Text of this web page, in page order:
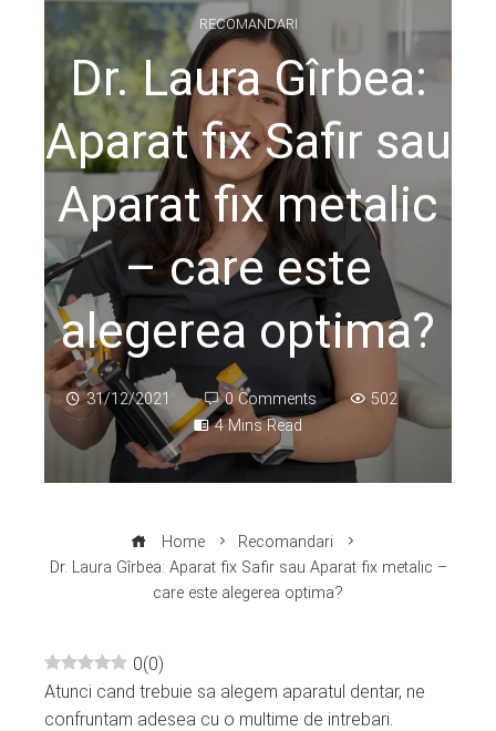
RECOMANDARI
Dr. Laura Gîrbea:
Aparat fix Safir sau
Aparat fix metalic
– care este
alegerea optima?
31/12/2021 0 Comments
502
4 Mins Read
Home
Recomandari
Dr. Laura Gîrbea: Aparat fix Safir sau Aparat fix metalic –
care este alegerea optima?
0(0)
Atunci cand trebuie sa alegem aparatul dentar, ne
confruntam adesea cu o multime de intrebari.